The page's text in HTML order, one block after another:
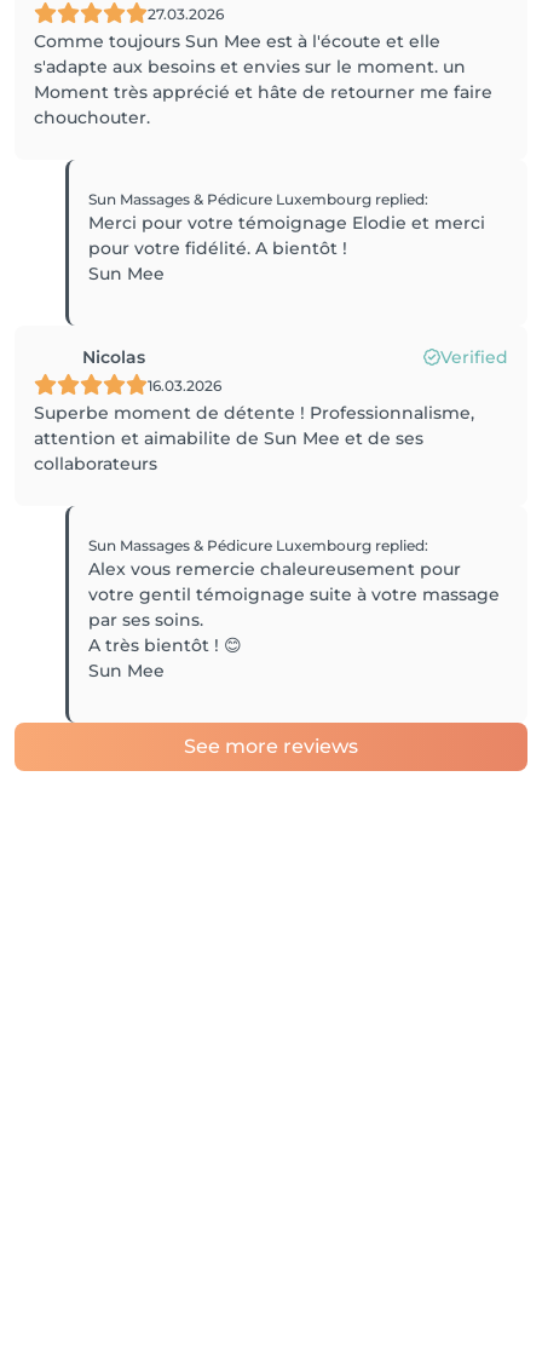
27.03.2026
Comme toujours Sun Mee est à l'écoute et elle
s'adapte aux besoins et envies sur le moment. un
Moment très apprécié et hâte de retourner me faire
chouchouter.
Sun Massages & Pédicure Luxembourg replied:
Merci pour votre témoignage Elodie et merci
pour votre fidélité. A bientôt !
Sun Mee
Nicolas Verified
16.03.2026
Superbe moment de détente ! Professionnalisme,
attention et aimabilite de Sun Mee et de ses
collaborateurs
Sun Massages & Pédicure Luxembourg replied:
Alex vous remercie chaleureusement pour
votre gentil témoignage suite à votre massage
par ses soins.
A très bientôt ! 😊
Sun Mee
See more reviews